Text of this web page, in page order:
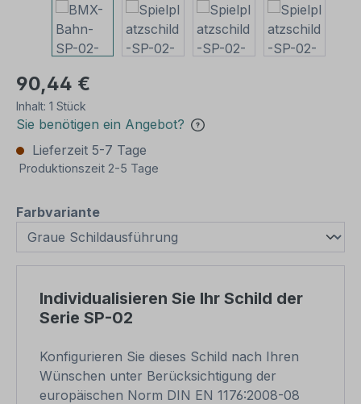
90,44 €
Inhalt: 1 Stück
Sie benötigen ein Angebot?
Lieferzeit 5-7 Tage
Produktionszeit 2-5 Tage
Farbvarianteauswählen
Individualisieren Sie Ihr Schild der
Serie SP-02
Konfigurieren Sie dieses Schild nach Ihren
Wünschen unter Berücksichtigung der
europäischen Norm DIN EN 1176:2008-08